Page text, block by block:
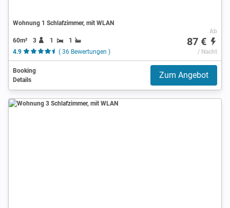
Wohnung 1 Schlafzimmer, mit WLAN
60m² 3 1
1
4.9
( 36 Bewertungen )
Ab
87 €
/ Nacht
Booking
Details
Zum Angebot